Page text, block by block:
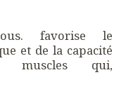
favorise le
et de la capacité
muscles qui,